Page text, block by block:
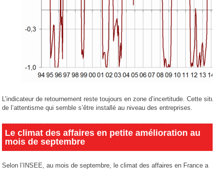
L’indicateur de retournement reste toujours en zone d’incertitude. Cette
de l’attentisme qui semble s’être installé au niveau des entreprises.
Le climat des affaires en petite amélioration au
mois de septembre
Selon l’INSEE, au mois de septembre, le climat des affaires en France a